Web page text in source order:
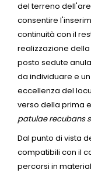
del terreno
consentire
continuità con il
realizzazione
posto sedute
da individuare e
eccellenza del
verso della prima
patulae recubans
Dal punto di vista
compatibili con il
percorsi in